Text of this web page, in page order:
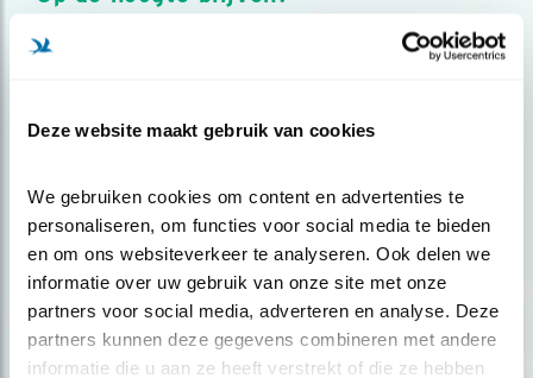
Deze website maakt gebruik van cookies
We gebruiken cookies om content en advertenties te
personaliseren, om functies voor social media te bieden
en om ons websiteverkeer te analyseren. Ook delen we
informatie over uw gebruik van onze site met onze
partners voor social media, adverteren en analyse. Deze
partners kunnen deze gegevens combineren met andere
informatie die u aan ze heeft verstrekt of die ze hebben
Meld je aan en ontvang nieuws, inspiratie, acties en tips
over vogels en activiteiten van Vogelbescherming.